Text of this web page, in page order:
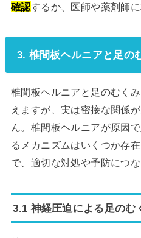
確認するか、医師や薬剤師に
3. 椎間板ヘルニアと足の
椎間板ヘルニアと足のむく
えますが、実は密接な関係
ん。椎間板ヘルニアが原因
るメカニズムはいくつか存
で、適切な対処や予防につ
3.1 神経圧迫による足のむ